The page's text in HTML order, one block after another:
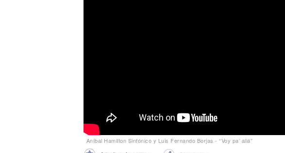
Aníbal Hamilton Sinfónico y Luis Fernando Borjas - “Voy pa’ allá”